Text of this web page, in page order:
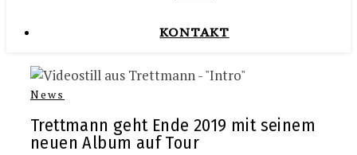
KONTAKT
News
Trettmann geht Ende 2019 mit seinem
neuen Album auf Tour